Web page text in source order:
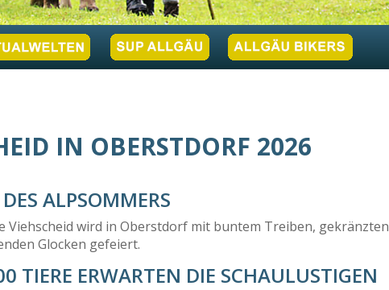
IN OBERSTDORF 2026
ALPSOMMERS
Viehscheid wird in Oberstdorf mit buntem Treiben, gekränzten
Glocken gefeiert.
TIERE ERWARTEN DIE SCHAULUSTIGEN